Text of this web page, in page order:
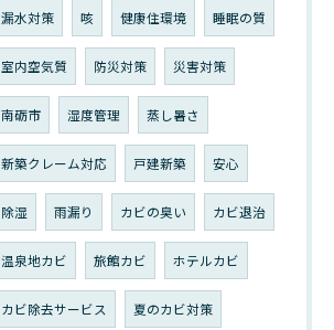
漏水対策 咳 健康住環境 睡眠の質
室内空気質 防災対策 災害対策
南砺市 湿度管理 蒸し暑さ
新築クレーム対応 戸建新築 安心
除湿 雨漏り カビの臭い カビ退治
温泉地カビ 旅館カビ ホテルカビ
カビ除去サービス 夏のカビ対策